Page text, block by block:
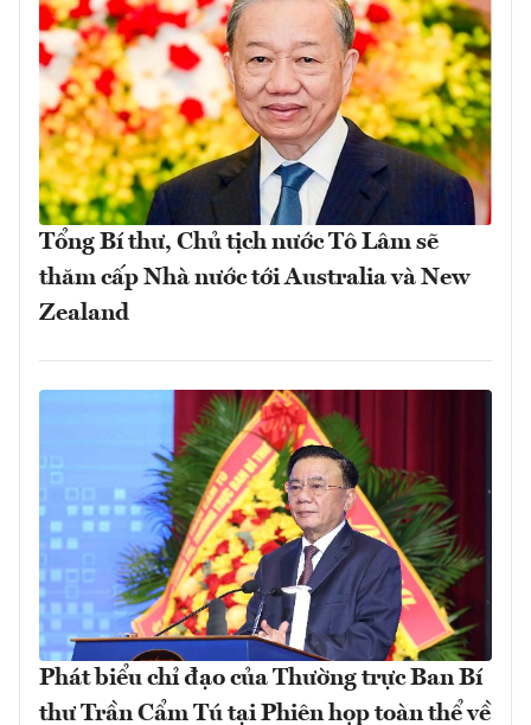
Tổng Bí thư, Chủ tịch nước Tô Lâm sẽ
thăm cấp Nhà nước tới Australia và New
Zealand
Phát biểu chỉ đạo của Thường trực Ban Bí
thư Trần Cẩm Tú tại Phiên họp toàn thể về